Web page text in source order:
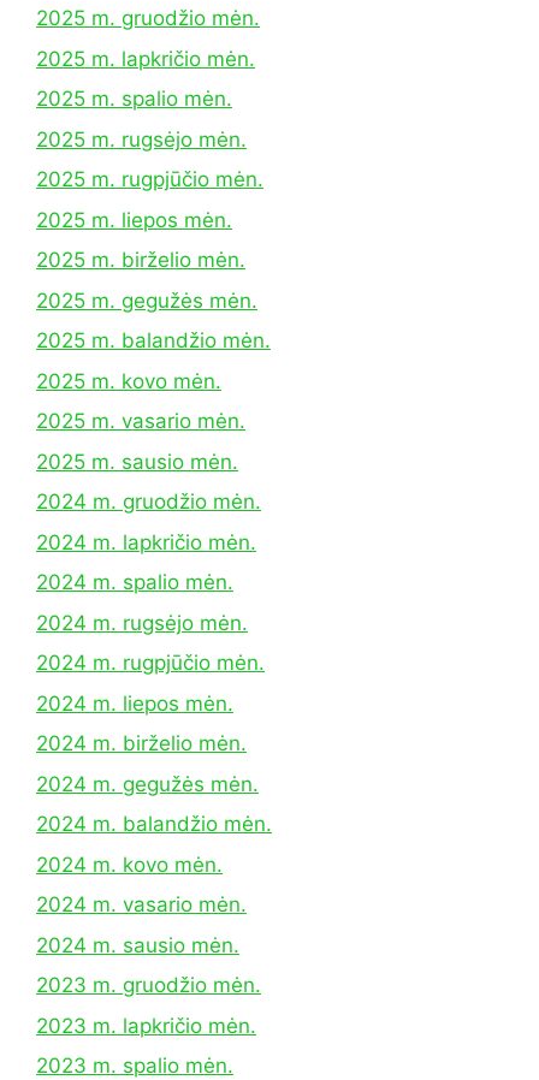
2025 m. gruodžio mėn.
2025 m. lapkričio mėn.
2025 m. spalio mėn.
2025 m. rugsėjo mėn.
2025 m. rugpjūčio mėn.
2025 m. liepos mėn.
2025 m. birželio mėn.
2025 m. gegužės mėn.
2025 m. balandžio mėn.
2025 m. kovo mėn.
2025 m. vasario mėn.
2025 m. sausio mėn.
2024 m. gruodžio mėn.
2024 m. lapkričio mėn.
2024 m. spalio mėn.
2024 m. rugsėjo mėn.
2024 m. rugpjūčio mėn.
2024 m. liepos mėn.
2024 m. birželio mėn.
2024 m. gegužės mėn.
2024 m. balandžio mėn.
2024 m. kovo mėn.
2024 m. vasario mėn.
2024 m. sausio mėn.
2023 m. gruodžio mėn.
2023 m. lapkričio mėn.
2023 m. spalio mėn.